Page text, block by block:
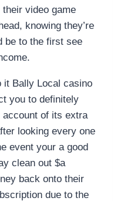
video game
knowing they’re
be to the first see
it Bally Local casino
you to definitely
account of its extra
looking every one
event your a good
clean out $a
back onto their
due to the